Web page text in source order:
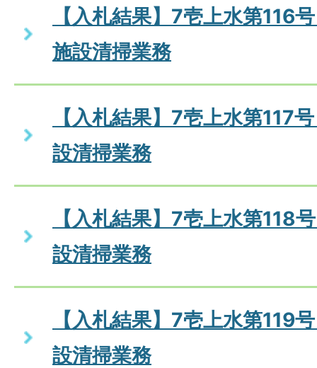
【入札結果】7壱上水第116
施設清掃業務
【入札結果】7壱上水第117
設清掃業務
【入札結果】7壱上水第118
設清掃業務
【入札結果】7壱上水第119
設清掃業務